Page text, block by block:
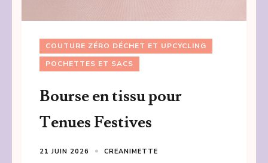
COUTURE ZÉRO DÉCHET ET UPCYCLING
POCHETTES ET SACS
Bourse en tissu pour
Tenues Festives
21 JUIN 2026
CREANIMETTE